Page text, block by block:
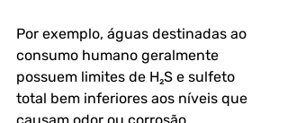
Por exemplo, águas destinadas ao
consumo humano geralmente
possuem limites de H₂S e sulfeto
total bem inferiores aos níveis que
causam odor ou corrosão.